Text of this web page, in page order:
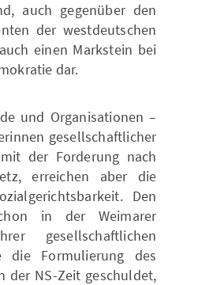
auch gegenüber den
der westdeutschen
einen Markstein bei
dar.
und Organisationen –
gesellschaftlicher
der Forderung nach
erreichen aber die
Den
in der Weimarer
gesellschaftlichen
die Formulierung des
der NS-Zeit geschuldet,